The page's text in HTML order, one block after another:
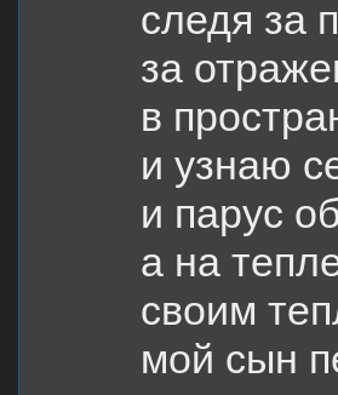
следя за
за
в
и узнаю
и парус
а на
своим
мой сын